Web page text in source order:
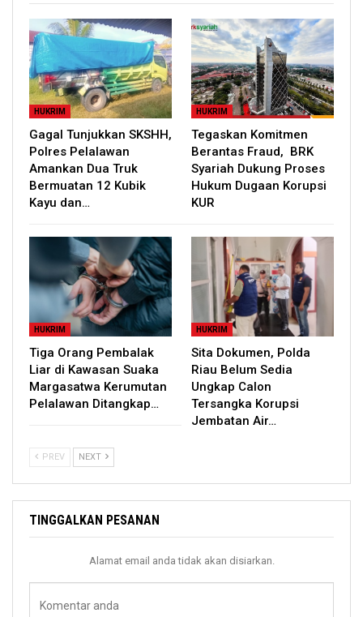
HUKRIM
Gagal Tunjukkan SKSHH,
Polres Pelalawan
Amankan Dua Truk
Bermuatan 12 Kubik
Kayu dan…
HUKRIM
Tegaskan Komitmen
Berantas Fraud, BRK
Syariah Dukung Proses
Hukum Dugaan Korupsi
KUR
HUKRIM
Tiga Orang Pembalak
Liar di Kawasan Suaka
Margasatwa Kerumutan
Pelalawan Ditangkap…
HUKRIM
Sita Dokumen, Polda
Riau Belum Sedia
Ungkap Calon
Tersangka Korupsi
Jembatan Air…
PREV NEXT
TINGGALKAN PESANAN
Alamat email anda tidak akan disiarkan.